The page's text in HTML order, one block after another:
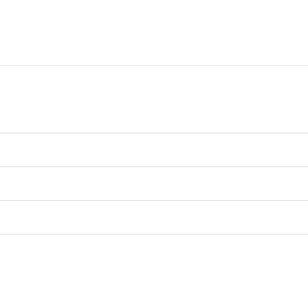
spoedig mogelijk, bij goedkeuring van de retour stort
van retour
waarmee de bestelling is gedaan